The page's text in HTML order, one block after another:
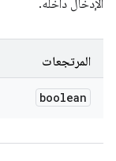
الإدخال داخله.
المرتجعات
boolean